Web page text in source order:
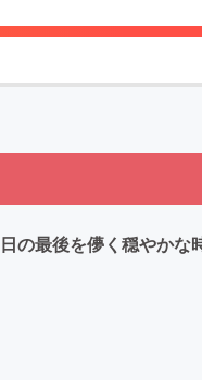
の最後を儚く穏やかな